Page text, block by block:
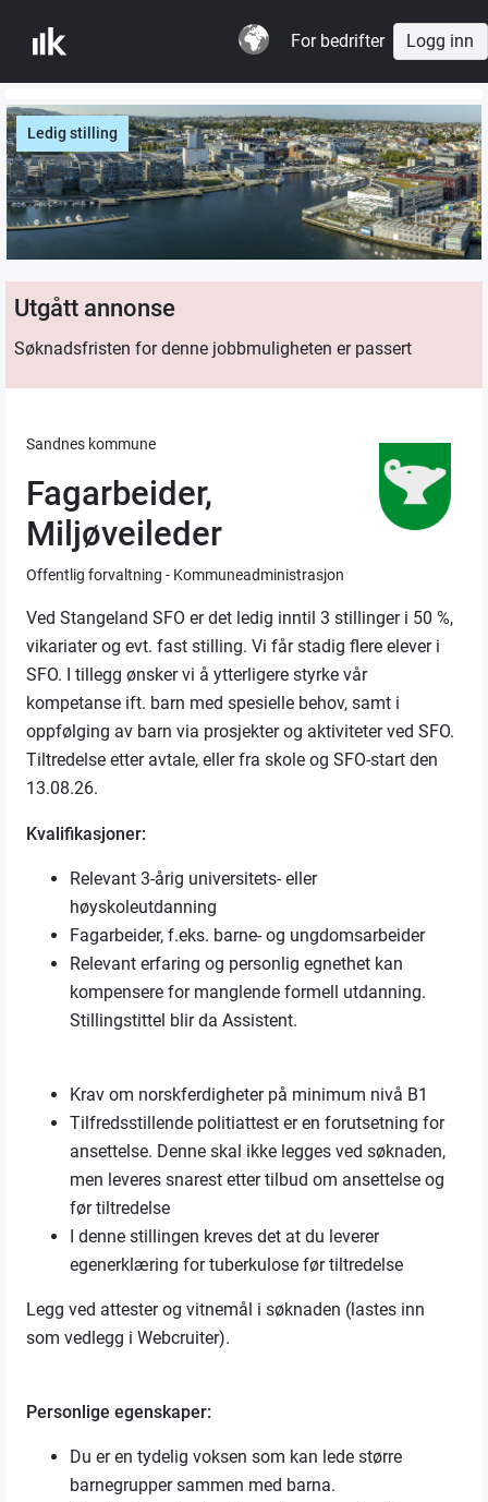
For bedrifter Logg inn
Ledig stilling
Utgått annonse
Søknadsfristen for denne jobbmuligheten er passert
Sandnes kommune
Fagarbeider,
Miljøveileder
Offentlig forvaltning - Kommuneadministrasjon
Ved Stangeland SFO er det ledig inntil 3 stillinger i 50 %,
vikariater og evt. fast stilling. Vi får stadig flere elever i
SFO. I tillegg ønsker vi å ytterligere styrke vår
kompetanse ift. barn med spesielle behov, samt i
oppfølging av barn via prosjekter og aktiviteter ved SFO.
Tiltredelse etter avtale, eller fra skole og SFO-start den
13.08.26.
Kvalifikasjoner:
Relevant 3-årig universitets- eller
høyskoleutdanning
Fagarbeider, f.eks. barne- og ungdomsarbeider
Relevant erfaring og personlig egnethet kan
kompensere for manglende formell utdanning.
Stillingstittel blir da Assistent.
Krav om norskferdigheter på minimum nivå B1
Tilfredsstillende politiattest er en forutsetning for
ansettelse. Denne skal ikke legges ved søknaden,
men leveres snarest etter tilbud om ansettelse og
før tiltredelse
I denne stillingen kreves det at du leverer
egenerklæring for tuberkulose før tiltredelse
Legg ved attester og vitnemål i søknaden (lastes inn
som vedlegg i Webcruiter).
Personlige egenskaper:
Du er en tydelig voksen som kan lede større
barnegrupper sammen med barna.